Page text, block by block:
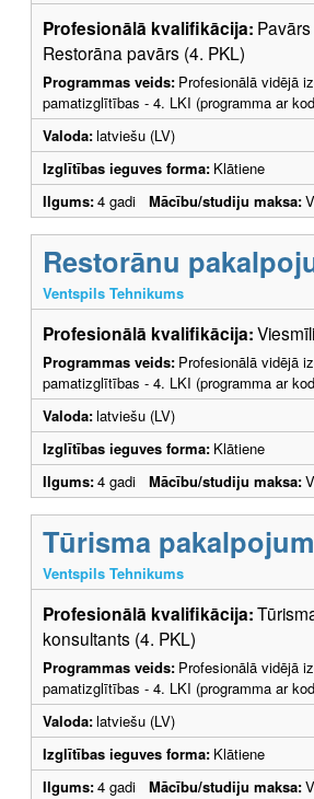
Profesionālā kvalifikācija:
Restorāna pavārs (4. PKL)
Programmas veids: Profesionālā vidējā
pamatizglītības - 4. LKI (programma ar
Valoda:latviešu (LV)
Izglītības ieguves forma: Klātiene
Ilgums:4 gadi Mācību/studiju maksa:
Restorānu
Ventspils Tehnikums
Profesionālā kvalifikācija:
Programmas veids: Profesionālā vidējā
pamatizglītības - 4. LKI (programma ar
Valoda:latviešu (LV)
Izglītības ieguves forma: Klātiene
Ilgums:4 gadi Mācību/studiju maksa:
Tūrisma
Ventspils Tehnikums
Profesionālā kvalifikācija:
konsultants (4. PKL)
Programmas veids: Profesionālā vidējā
pamatizglītības - 4. LKI (programma ar
Valoda:latviešu (LV)
Izglītības ieguves forma: Klātiene
Ilgums:4 gadi Mācību/studiju maksa: